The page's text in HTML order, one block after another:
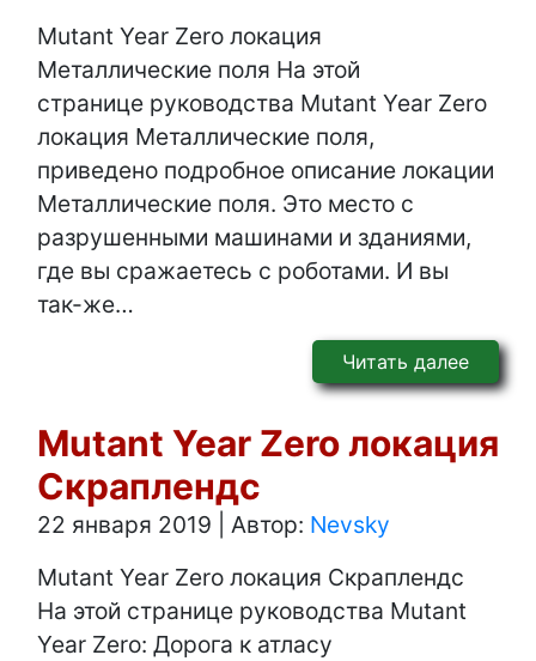
Mutant Year Zero локация
Металлические поля На этой
странице руководства Mutant Year Zero
локация Металлические поля,
приведено подробное описание локации
Металлические поля. Это место с
разрушенными машинами и зданиями,
где вы сражаетесь с роботами. И вы
так-же…
Читать далее
Mutant Year Zero локация
Скраплендс
22 января 2019 Автор: Nevsky
Mutant Year Zero локация Скраплендс
На этой странице руководства Mutant
Year Zero: Дорога к атласу